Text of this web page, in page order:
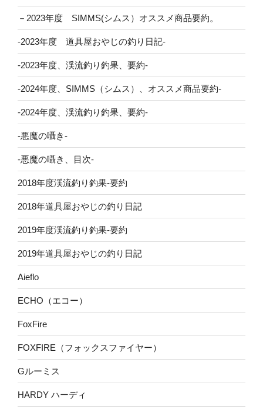
－2023年度 SIMMS(シムス）オススメ商品要約。
-2023年度 道具屋おやじの釣り日記-
-2023年度、渓流釣り釣果、要約-
-2024年度、SIMMS（シムス）、オススメ商品要約-
-2024年度、渓流釣り釣果、要約-
-悪魔の囁き-
-悪魔の囁き、目次-
2018年度渓流釣り釣果-要約
2018年道具屋おやじの釣り日記
2019年度渓流釣り釣果-要約
2019年道具屋おやじの釣り日記
Aieflo
ECHO（エコー）
FoxFire
FOXFIRE（フォックスファイヤー）
Gルーミス
HARDY ハーディ